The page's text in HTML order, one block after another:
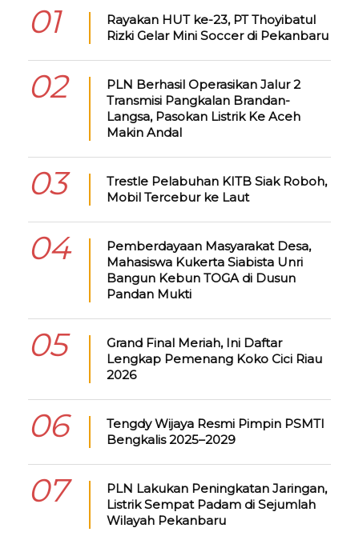
01
Rayakan HUT ke-23, PT Thoyibatul
Rizki Gelar Mini Soccer di Pekanbaru
02
PLN Berhasil Operasikan Jalur 2
Transmisi Pangkalan Brandan-
Langsa, Pasokan Listrik Ke Aceh
Makin Andal
03
Trestle Pelabuhan KITB Siak Roboh,
Mobil Tercebur ke Laut
04
Pemberdayaan Masyarakat Desa,
Mahasiswa Kukerta Siabista Unri
Bangun Kebun TOGA di Dusun
Pandan Mukti
05
Grand Final Meriah, Ini Daftar
Lengkap Pemenang Koko Cici Riau
2026
06
Tengdy Wijaya Resmi Pimpin PSMTI
Bengkalis 2025–2029
07
PLN Lakukan Peningkatan Jaringan,
Listrik Sempat Padam di Sejumlah
Wilayah Pekanbaru